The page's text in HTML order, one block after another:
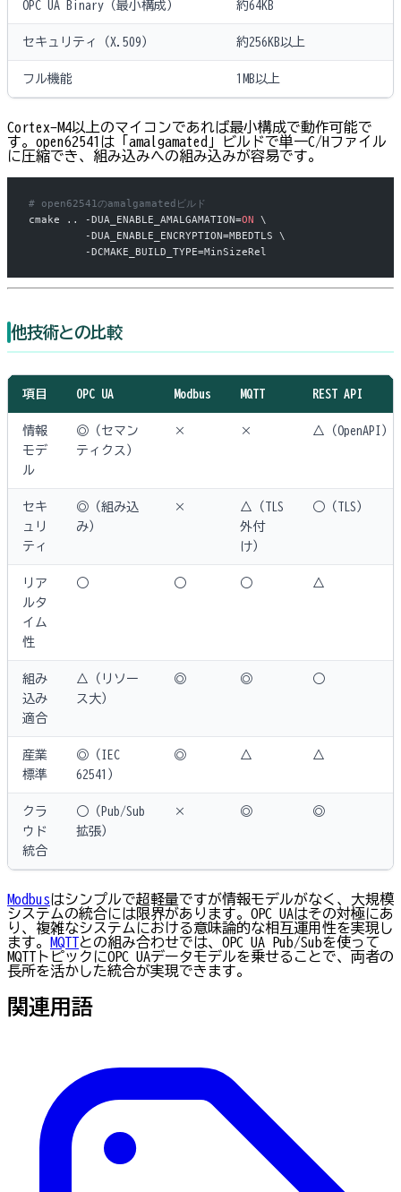
OPC UA Binary（最小構成） 約64KB
セキュリティ（X.509） 約256KB以上
フル機能 1MB以上
Cortex-M4以上のマイコンであれば最小構成で動作可能で
す。open62541は「amalgamated」ビルドで単一C/Hファイル
に圧縮でき、組み込みへの組み込みが容易です。
# open62541のamalgamatedビルド
cmake .. -DUA_ENABLE_AMALGAMATION=ON
\
         -DUA_ENABLE_ENCRYPTION=MBEDTLS \
         -DCMAKE_BUILD_TYPE=MinSizeRel
他技術との比較
項目 OPC UA Modbus MQTT REST API
情報
モデ
ル
◎（セマン
ティクス）
× × △（OpenAPI）
セキ
ュリ
ティ
◎（組み込
み）
×
△（TLS
外付
け）
○（TLS）
リア
ルタ
イム
性
○ ○ ○ △
組み
込み
適合
△（リソー
ス大）
◎ ◎ ○
産業
標準
◎（IEC
62541）
◎ △ △
クラ
ウド
統合
○（Pub/Sub
拡張）
× ◎ ◎
Modbusはシンプルで超軽量ですが情報モデルがなく、大規模
システムの統合には限界があります。OPC UAはその対極にあ
り、複雑なシステムにおける意味論的な相互運用性を実現し
ます。
MQTTとの組み合わせでは、OPC UA Pub/Subを使って
MQTTトピックにOPC UAデータモデルを乗せることで、両者の
長所を活かした統合が実現できます。
関連用語